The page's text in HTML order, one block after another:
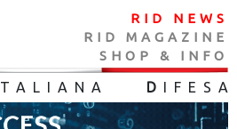
RID NEWS
RID MAGAZINE
SHOP & INFO
TALIANA D IFES A